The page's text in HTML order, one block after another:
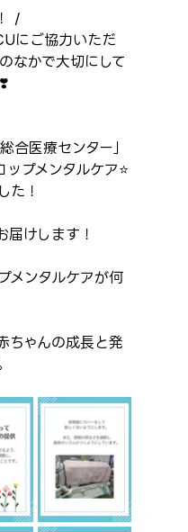
/
にご協力いただ
なかで大切にして
合医療センター」
プメンタルケア⭐
た！
けします！
メンタルケアが何
ちゃんの成長と発